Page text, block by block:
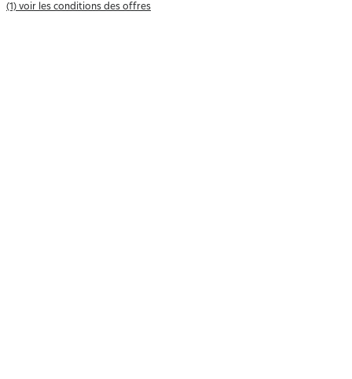
(1) voir les conditions des offres